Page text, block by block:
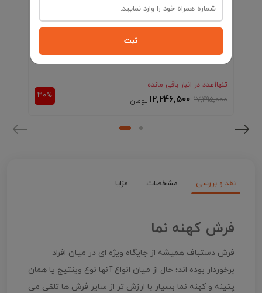
فرش کهنه نما کد 100362 زمینه طوسی
تنها1عدد در انبار باقی مانده
17٬495٬000 12٬246٬500
نقد و بررسی مشخصات مزایا
فرش کهنه نما
فرش دستباف همیشه از جایگاه ویژه ای در میان افراد
برخوردار بوده اند؛ حال از میان انواع آنها نوع وینتیج یا همان
پتینه و کهنه نما بسیار با ارزش تر از سایر فرش ها تلقی می
ثبت